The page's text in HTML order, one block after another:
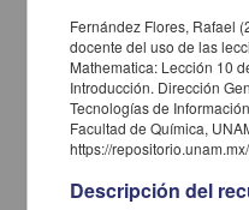
Manual para el docente del uso
Mathematica: Unidad 4.
Fenómenos Luminosos.
Fernández Flores, Rafael -
Tecnologías de Información y
2019-06-18
Fernández Flores, Rafael
docente del uso de las
Mathematica: Lección 10
Introducción. Dirección
Tecnologías de
Facultad de Química,
https://
Descripción del